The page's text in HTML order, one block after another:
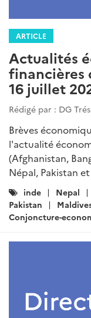
ARTICLE
Actualités
financières
16 juillet
Rédigé par : DG
Brèves
l'actualité
(Afghanistan,
Népal, Pakistan et
Catégories
:
inde Nepal
Pakistan
Conjoncture-